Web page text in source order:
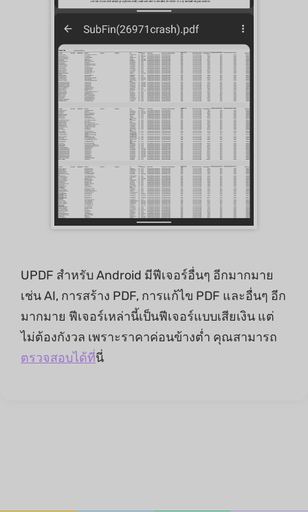
UPDF สำหรับ Android มีฟีเจอร์อื่นๆ อีกมากมาย
เช่น AI, การสร้าง PDF, การแก้ไข PDF และอื่นๆ อีก
มากมาย ฟีเจอร์เหล่านี้เป็นฟีเจอร์แบบเสียเงิน แต่
ไม่ต้องกังวล เพราะราคาค่อนข้างต่ำ คุณสามารถ
ตรวจสอบได้ที่นี่